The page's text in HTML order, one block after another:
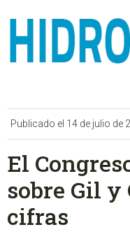
Publicado el 14 de julio de
El
sobre Gil y
cifras